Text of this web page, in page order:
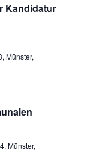
Kandidatur
Münster,
Münster,